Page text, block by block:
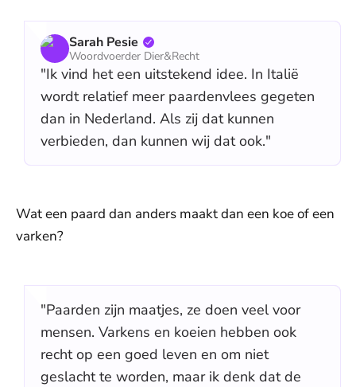
Sarah Pesie
Woordvoerder Dier&Recht
"Ik vind het een uitstekend idee. In Italië
wordt relatief meer paardenvlees gegeten
dan in Nederland. Als zij dat kunnen
verbieden, dan kunnen wij dat ook."
Wat een paard dan anders maakt dan een koe of een
varken?
"Paarden zijn maatjes, ze doen veel voor
mensen. Varkens en koeien hebben ook
recht op een goed leven en om niet
geslacht te worden, maar ik denk dat de